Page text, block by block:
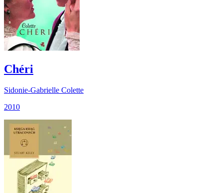
Chéri
Sidonie-Gabrielle Colette
2010